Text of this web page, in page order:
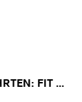
TIPPS FÜR LANGE AUTOFAHRTEN: FIT & FOKUSSIERT ANS ZIEL